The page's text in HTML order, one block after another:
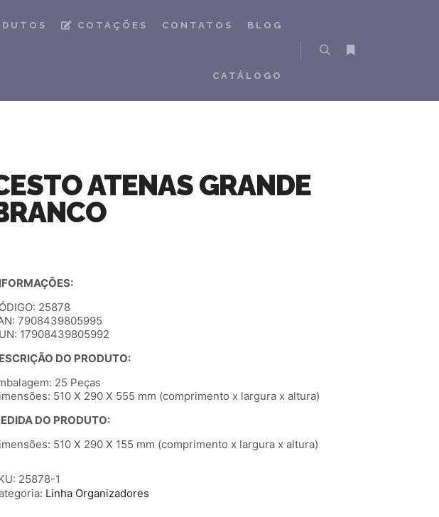
COTAÇÕES CONTATOS BLOG
CATÁLOGO
ATENAS GRANDE
25878
7908439805995
17908439805992
DO PRODUTO:
25 Peças
510 X 290 X 555 mm (comprimento x largura x altura)
DO PRODUTO:
510 X 290 X 155 mm (comprimento x largura x altura)
25878-1
Linha Organizadores